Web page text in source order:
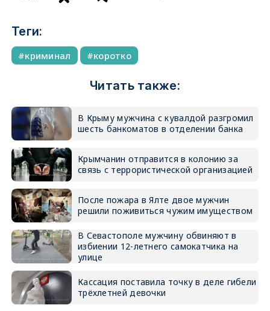
Теги:
криминал коротко
Читать также:
В Крыму мужчина с кувалдой разгромил
шесть банкоматов в отделении банка
Крымчанин отправится в колонию за
связь с террористической организацией
После пожара в Ялте двое мужчин
решили поживиться чужим имуществом
В Севастополе мужчину обвиняют в
избиении 12-летнего самокатчика на
улице
Кассация поставила точку в деле гибели
трёхлетней девочки